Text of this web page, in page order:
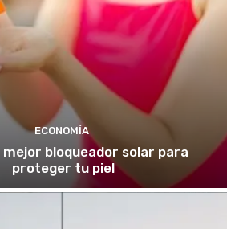
ECONOMÍA
mejor bloqueador solar para
proteger tu piel